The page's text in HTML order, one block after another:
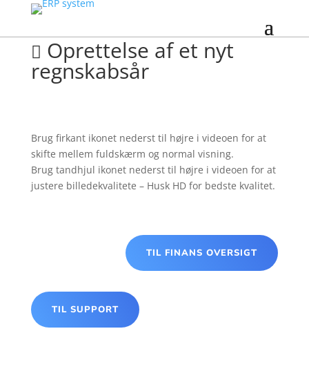
 Oprettelse af et nyt
regnskabsår
Brug firkant ikonet nederst til højre i videoen for at
skifte mellem fuldskærm og normal visning.
Brug tandhjul ikonet nederst til højre i videoen for at
justere billedekvalitete – Husk HD for bedste kvalitet.
TIL FINANS OVERSIGT
TIL SUPPORT